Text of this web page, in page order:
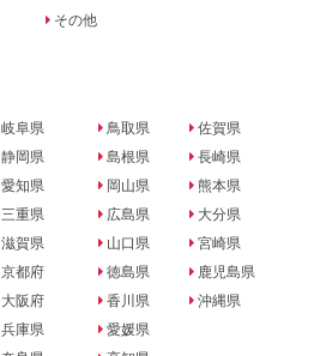
その他
岐阜県
静岡県
愛知県
三重県
滋賀県
京都府
大阪府
兵庫県
鳥取県
島根県
岡山県
広島県
山口県
徳島県
香川県
愛媛県
佐賀県
長崎県
熊本県
大分県
宮崎県
鹿児島県
沖縄県